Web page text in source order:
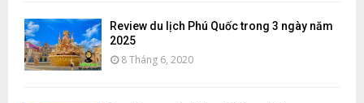
Review du lịch Phú Quốc trong 3 ngày năm
2025
8 Tháng 6, 2020